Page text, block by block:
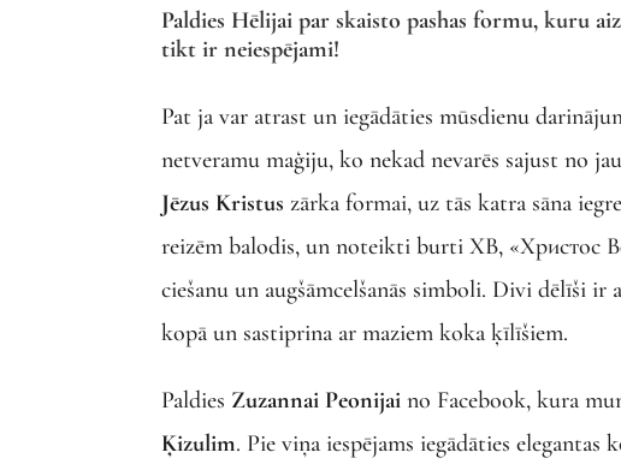
Paldies Hēlijai par skaisto pashas formu, kuru
tikt ir neiespējami!
Pat ja var atrast un iegādāties mūsdienu
netveramu maģiju, ko nekad nevarēs sajust no
Jēzus Kristus zārka formai, uz tās katra sāna
reizēm balodis, un noteikti burti XB, «Христос
ciešanu un augšāmcelšanās simboli. Divi dēlīši
kopā un sastiprina ar maziem koka ķīlīšiem.
Paldies Zuzannai Peonijai no Facebook, kura
Ķizulim. Pie viņa iespējams iegādāties elegantas